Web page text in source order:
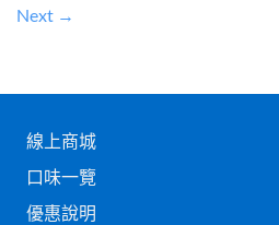
Next →
線上商城
口味一覽
優惠說明